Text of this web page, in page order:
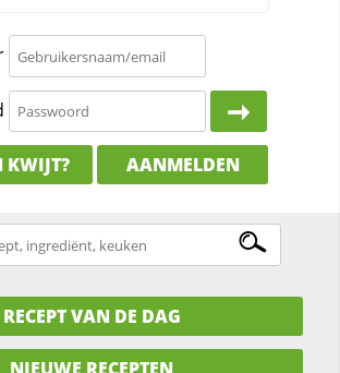
KWIJT? AANMELDEN
RECEPT VAN DE DAG